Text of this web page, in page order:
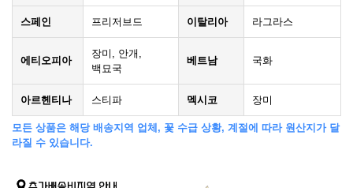
스페인 프리저브드 이탈리아 라그라스
에티오피아
장미, 안개,
백묘국
베트남 국화
아르헨티나 스티파 멕시코 장미
모든 상품은 해당 배송지역 업체, 꽃 수급 상황, 계절에 따라 원산지가 달
라질 수 있습니다.